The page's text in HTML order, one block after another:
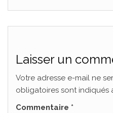
Laisser un
Votre adresse e-mail ne
obligatoires sont indiqués
Commentaire *